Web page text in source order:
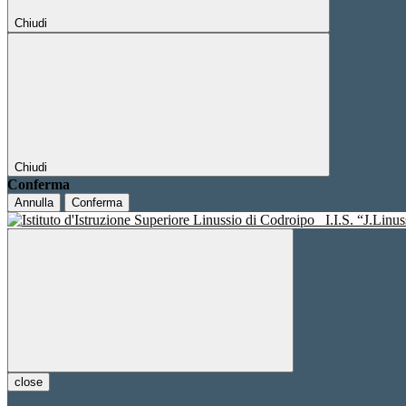
Chiudi
Chiudi
Conferma
Annulla Conferma
I.I.S.
close